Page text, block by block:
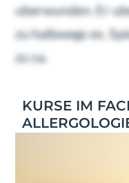
uberwunden. Er
zu halbwegs es.
zu sa.
KURSE IM